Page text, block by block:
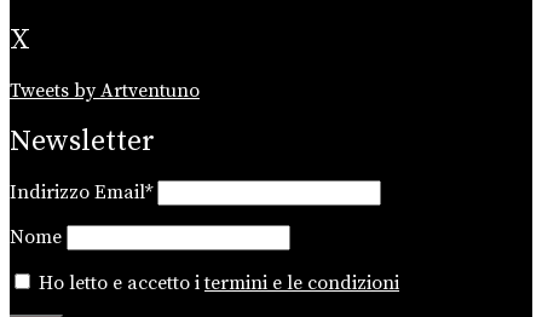
X
Tweets by Artventuno
Newsletter
Indirizzo Email*
Nome
Ho letto e accetto itermini e le condizioni